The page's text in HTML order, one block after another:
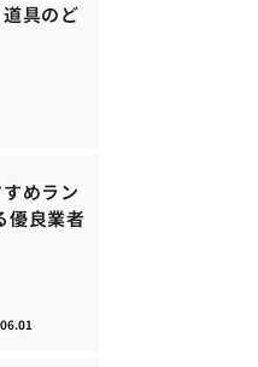
具のど
めラン
優良業者